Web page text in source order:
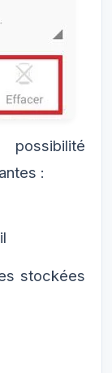
:
stockées